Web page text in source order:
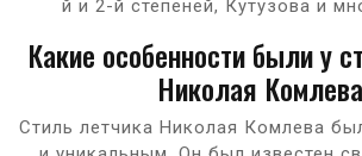
й и 2-й степеней, Кутузова и
Какие особенности были у
Николая
Стиль летчика Николая Комлева